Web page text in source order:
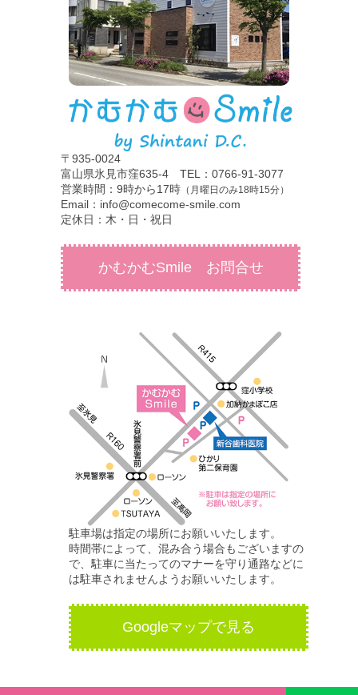
〒935-0024
富山県氷見市窪635-4 TEL：0766-91-3077
営業時間：9時から17時 （月曜日のみ18時15分）
Email：info@comecome-smile.com
定休日：木・日・祝日
かむかむSmile お問合せ
駐車場は指定の場所にお願いいたします。
時間帯によって、混み合う場合もございますの
で、駐車に当たってのマナーを守り通路などに
は駐車されませんようお願いいたします。
Googleマップで見る